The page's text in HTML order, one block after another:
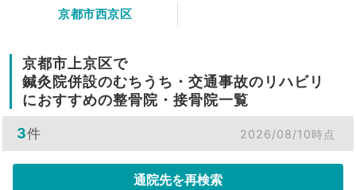
京都市西京区
京都市上京区で
鍼灸院併設のむちうち・交通事故のリハビリ
におすすめの整骨院・接骨院一覧
3件 2026/08/10時点
通院先を再検索